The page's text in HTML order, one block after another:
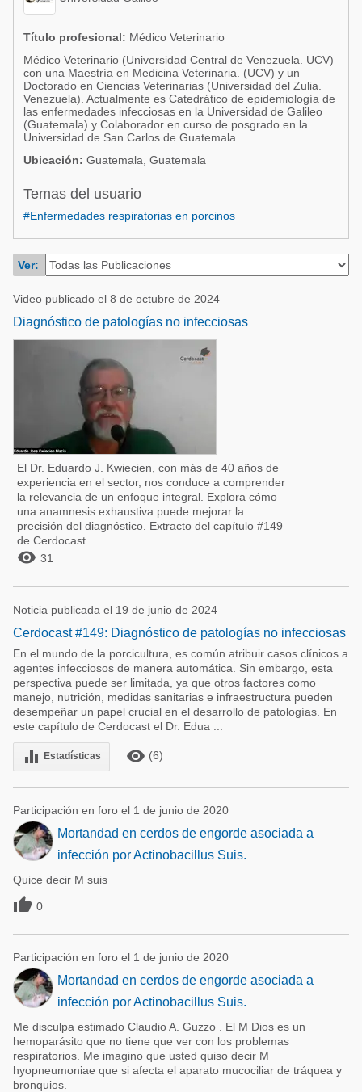
Acuacultura
Micotoxinas
Avicultura
Porcicultura
Lechería
Balanceados - Piensos
Comunidades en portugués
Micotoxinas
Avicultura
Porcicultura
Ganadería
Lechería
Título profesional: Médico Veterinario
Médico Veterinario (Universidad Central de Venezuela. UCV)
con una Maestría en Medicina Veterinaria. (UCV) y un
Doctorado en Ciencias Veterinarias (Universidad del Zulia.
Venezuela). Actualmente es Catedrático de epidemiología de
las enfermedades infecciosas en la Universidad de Galileo
(Guatemala) y Colaborador en curso de posgrado en la
Universidad de San Carlos de Guatemala.
Ubicación: Guatemala, Guatemala
Temas del usuario
#Enfermedades respiratorias en porcinos
Ver:
Video publicado el 8 de octubre de 2024
Diagnóstico de patologías no infecciosas
El Dr. Eduardo J. Kwiecien, con más de 40 años de
experiencia en el sector, nos conduce a comprender
la relevancia de un enfoque integral. Explora cómo
una anamnesis exhaustiva puede mejorar la
precisión del diagnóstico. Extracto del capítulo #149
de Cerdocast...
 31
Noticia publicada el 19 de junio de 2024
Cerdocast #149: Diagnóstico de patologías no infecciosas
En el mundo de la porcicultura, es común atribuir casos clínicos a
agentes infecciosos de manera automática. Sin embargo, esta
perspectiva puede ser limitada, ya que otros factores como
manejo, nutrición, medidas sanitarias e infraestructura pueden
desempeñar un papel crucial en el desarrollo de patologías. En
este capítulo de Cerdocast el Dr. Edua ...
equalizer Estadísticas remove_red_eye (6)
Participación en foro el 1 de junio de 2020
Mortandad en cerdos de engorde asociada a
infección por Actinobacillus Suis.
Quice decir M suis
 0
Participación en foro el 1 de junio de 2020
Mortandad en cerdos de engorde asociada a
infección por Actinobacillus Suis.
Me disculpa estimado Claudio A. Guzzo . El M Dios es un
hemoparásito que no tiene que ver con los problemas
respiratorios. Me imagino que usted quiso decir M
hyopneumoniae que si afecta el aparato mucociliar de tráquea y
bronquios.